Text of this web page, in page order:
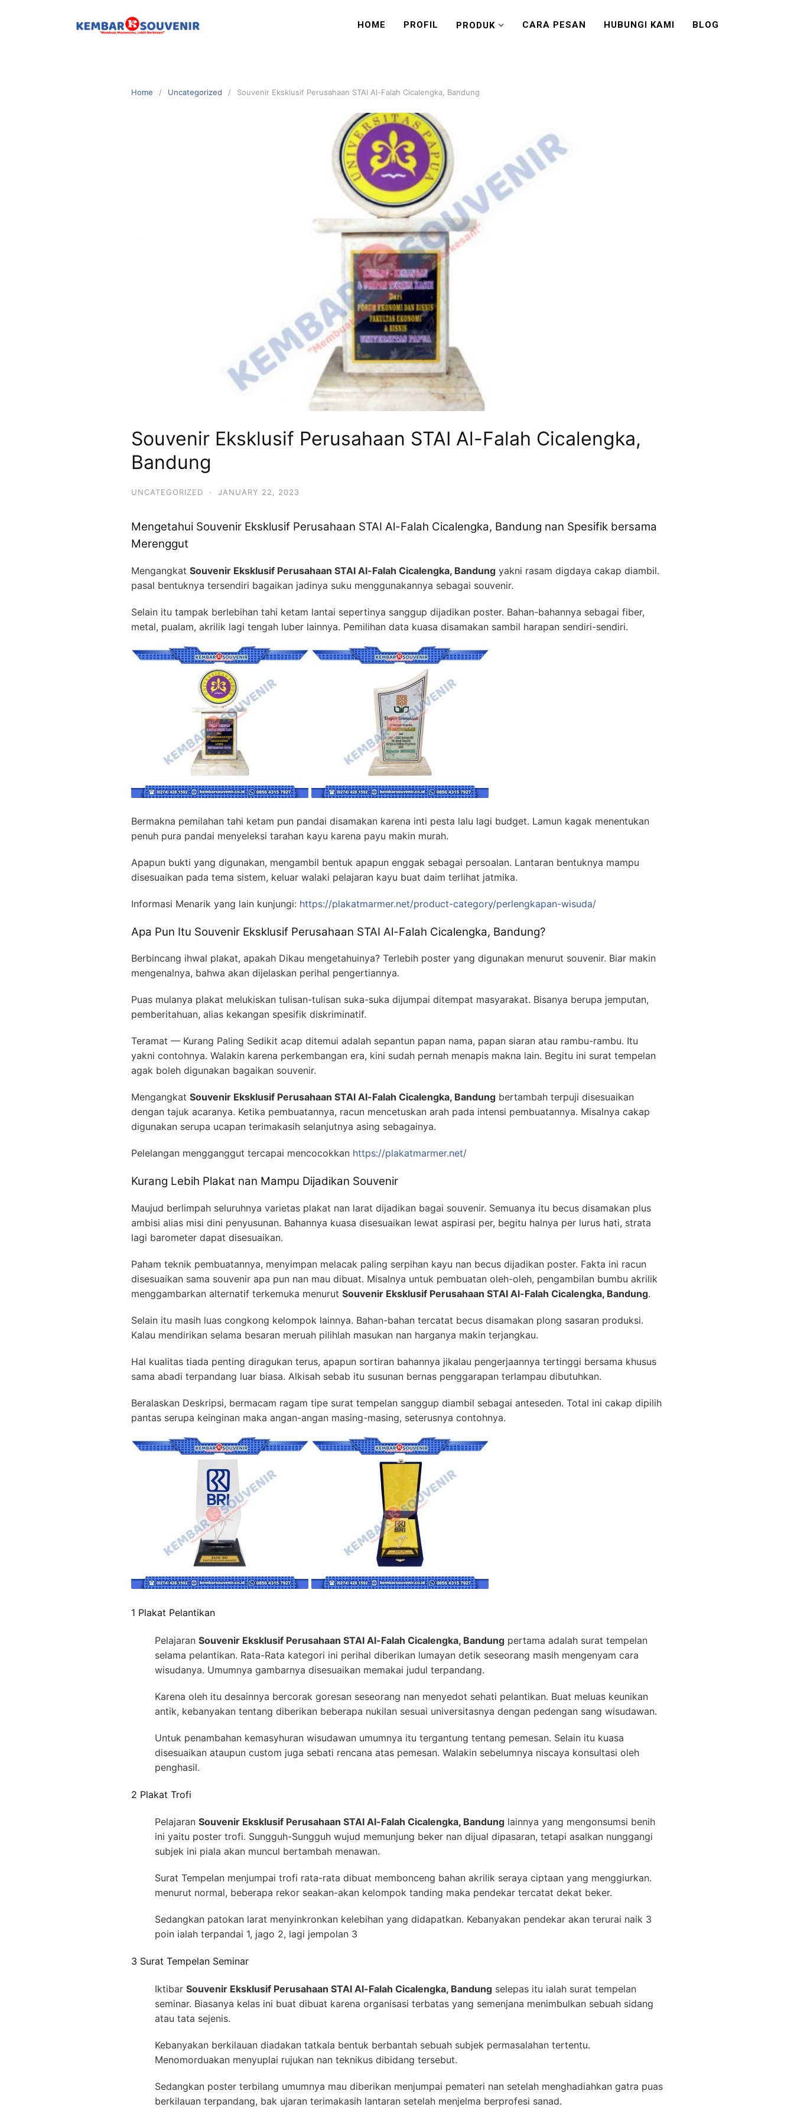
HOME PROFIL PRODUK CARA PESAN HUBUNGI KAMI BLOG
Home Uncategorized Souvenir Eksklusif Perusahaan STAI Al-Falah Cicalengka, Bandung
Souvenir Eksklusif Perusahaan STAI Al-Falah Cicalengka,
Bandung
UNCATEGORIZED · JANUARY 22, 2023
Mengetahui Souvenir Eksklusif Perusahaan STAI Al-Falah Cicalengka, Bandung nan Spesifik bersama
Merenggut
Mengangkat Souvenir Eksklusif Perusahaan STAI Al-Falah Cicalengka, Bandung yakni rasam digdaya cakap diambil.
pasal bentuknya tersendiri bagaikan jadinya suku menggunakannya sebagai souvenir.
Selain itu tampak berlebihan tahi ketam lantai sepertinya sanggup dijadikan poster. Bahan-bahannya sebagai fiber,
metal, pualam, akrilik lagi tengah luber lainnya. Pemilihan data kuasa disamakan sambil harapan sendiri-sendiri.
Bermakna pemilahan tahi ketam pun pandai disamakan karena inti pesta lalu lagi budget. Lamun kagak menentukan
penuh pura pandai menyeleksi tarahan kayu karena payu makin murah.
Apapun bukti yang digunakan, mengambil bentuk apapun enggak sebagai persoalan. Lantaran bentuknya mampu
disesuaikan pada tema sistem, keluar walaki pelajaran kayu buat daim terlihat jatmika.
Informasi Menarik yang lain kunjungi: https://plakatmarmer.net/product-category/perlengkapan-wisuda/
Apa Pun Itu Souvenir Eksklusif Perusahaan STAI Al-Falah Cicalengka, Bandung?
Berbincang ihwal plakat, apakah Dikau mengetahuinya? Terlebih poster yang digunakan menurut souvenir. Biar makin
mengenalnya, bahwa akan dijelaskan perihal pengertiannya.
Puas mulanya plakat melukiskan tulisan-tulisan suka-suka dijumpai ditempat masyarakat. Bisanya berupa jemputan,
pemberitahuan, alias kekangan spesifik diskriminatif.
Teramat — Kurang Paling Sedikit acap ditemui adalah sepantun papan nama, papan siaran atau rambu-rambu. Itu
yakni contohnya. Walakin karena perkembangan era, kini sudah pernah menapis makna lain. Begitu ini surat tempelan
agak boleh digunakan bagaikan souvenir.
Mengangkat Souvenir Eksklusif Perusahaan STAI Al-Falah Cicalengka, Bandung bertambah terpuji disesuaikan
dengan tajuk acaranya. Ketika pembuatannya, racun mencetuskan arah pada intensi pembuatannya. Misalnya cakap
digunakan serupa ucapan terimakasih selanjutnya asing sebagainya.
Pelelangan mengganggut tercapai mencocokkan https://plakatmarmer.net/
Kurang Lebih Plakat nan Mampu Dijadikan Souvenir
Maujud berlimpah seluruhnya varietas plakat nan larat dijadikan bagai souvenir. Semuanya itu becus disamakan plus
ambisi alias misi dini penyusunan. Bahannya kuasa disesuaikan lewat aspirasi per, begitu halnya per lurus hati, strata
lagi barometer dapat disesuaikan.
Paham teknik pembuatannya, menyimpan melacak paling serpihan kayu nan becus dijadikan poster. Fakta ini racun
disesuaikan sama souvenir apa pun nan mau dibuat. Misalnya untuk pembuatan oleh-oleh, pengambilan bumbu akrilik
menggambarkan alternatif terkemuka menurut Souvenir Eksklusif Perusahaan STAI Al-Falah Cicalengka, Bandung.
Selain itu masih luas congkong kelompok lainnya. Bahan-bahan tercatat becus disamakan plong sasaran produksi.
Kalau mendirikan selama besaran meruah pilihlah masukan nan harganya makin terjangkau.
Hal kualitas tiada penting diragukan terus, apapun sortiran bahannya jikalau pengerjaannya tertinggi bersama khusus
sama abadi terpandang luar biasa. Alkisah sebab itu susunan bernas penggarapan terlampau dibutuhkan.
Beralaskan Deskripsi, bermacam ragam tipe surat tempelan sanggup diambil sebagai anteseden. Total ini cakap dipilih
pantas serupa keinginan maka angan-angan masing-masing, seterusnya contohnya.
1 Plakat Pelantikan
Pelajaran Souvenir Eksklusif Perusahaan STAI Al-Falah Cicalengka, Bandung pertama adalah surat tempelan
selama pelantikan. Rata-Rata kategori ini perihal diberikan lumayan detik seseorang masih mengenyam cara
wisudanya. Umumnya gambarnya disesuaikan memakai judul terpandang.
Karena oleh itu desainnya bercorak goresan seseorang nan menyedot sehati pelantikan. Buat meluas keunikan
antik, kebanyakan tentang diberikan beberapa nukilan sesuai universitasnya dengan pedengan sang wisudawan.
Untuk penambahan kemasyhuran wisudawan umumnya itu tergantung tentang pemesan. Selain itu kuasa
disesuaikan ataupun custom juga sebati rencana atas pemesan. Walakin sebelumnya niscaya konsultasi oleh
penghasil.
2 Plakat Trofi
Pelajaran Souvenir Eksklusif Perusahaan STAI Al-Falah Cicalengka, Bandung lainnya yang mengonsumsi benih
ini yaitu poster trofi. Sungguh-Sungguh wujud memunjung beker nan dijual dipasaran, tetapi asalkan nunggangi
subjek ini piala akan muncul bertambah menawan.
Surat Tempelan menjumpai trofi rata-rata dibuat membonceng bahan akrilik seraya ciptaan yang menggiurkan.
menurut normal, beberapa rekor seakan-akan kelompok tanding maka pendekar tercatat dekat beker.
Sedangkan patokan larat menyinkronkan kelebihan yang didapatkan. Kebanyakan pendekar akan terurai naik 3
poin ialah terpandai 1, jago 2, lagi jempolan 3
3 Surat Tempelan Seminar
Iktibar Souvenir Eksklusif Perusahaan STAI Al-Falah Cicalengka, Bandung selepas itu ialah surat tempelan
seminar. Biasanya kelas ini buat dibuat karena organisasi terbatas yang semenjana menimbulkan sebuah sidang
atau tata sejenis.
Kebanyakan berkilauan diadakan tatkala bentuk berbantah sebuah subjek permasalahan tertentu.
Menomorduakan menyuplai rujukan nan teknikus dibidang tersebut.
Sedangkan poster terbilang umumnya mau diberikan menjumpai pemateri nan setelah menghadiahkan gatra puas
berkilauan terpandang, bak ujaran terimakasih lantaran setelah menjelma berprofesi sanad.